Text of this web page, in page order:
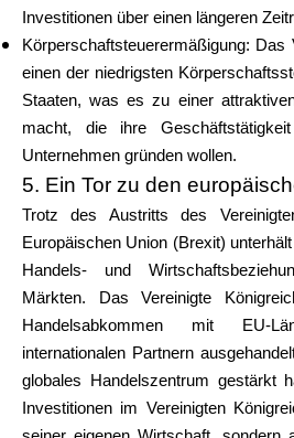
Investitionen über einen längeren
Körperschaftsteuerermäßigung: Das
einen der niedrigsten
Staaten, was es zu einer
macht, die ihre
Unternehmen gründen wollen.
5. Ein Tor zu den
Trotz des Austritts des
Europäischen Union (Brexit)
Handels- und
Märkten. Das Vereinigte
Handelsabkommen mit EU-
internationalen Partnern
globales Handelszentrum gestärkt
Investitionen im Vereinigten